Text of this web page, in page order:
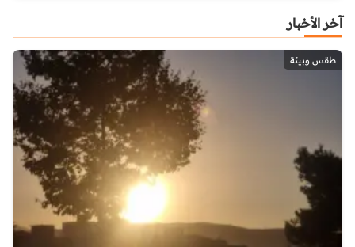
آخر الأخبار
طقس وبيئة